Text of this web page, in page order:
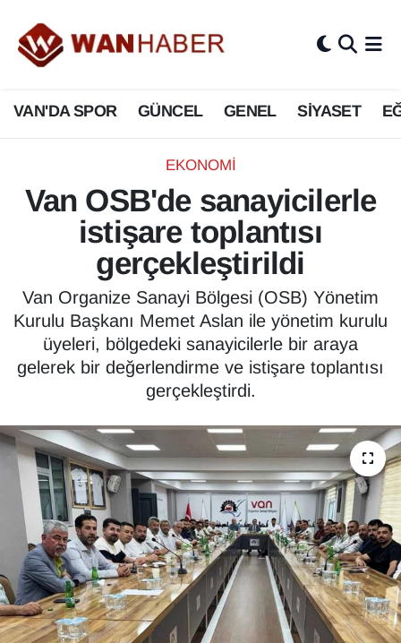
VAN'DA SPOR GÜNCEL GENEL SİYASET
EKONOMİ
Van OSB'de sanayicilerle
istişare toplantısı
gerçekleştirildi
Van Organize Sanayi Bölgesi (OSB) Yönetim
Kurulu Başkanı Memet Aslan ile yönetim kurulu
üyeleri, bölgedeki sanayicilerle bir araya
gelerek bir değerlendirme ve istişare toplantısı
gerçekleştirdi.
3.SAYFA
ASAYİŞ
BİLİM VE TEKNOLOJİ
Biyografi
Bölge Haberleri
ÇEVRE
Deprem
Dernekler, Odalar
Diğer
DÜNYA
EĞİTİM
EKONOMİ
Eleman
Van Nöbetçi Eczaneler
Van Hava Durumu
Van Namaz Vakitleri
Van Trafik Yoğunluk Haritası
Süper Lig Puan Durumu ve Fikstür
Tüm Manşetler
Son Dakika Haberleri